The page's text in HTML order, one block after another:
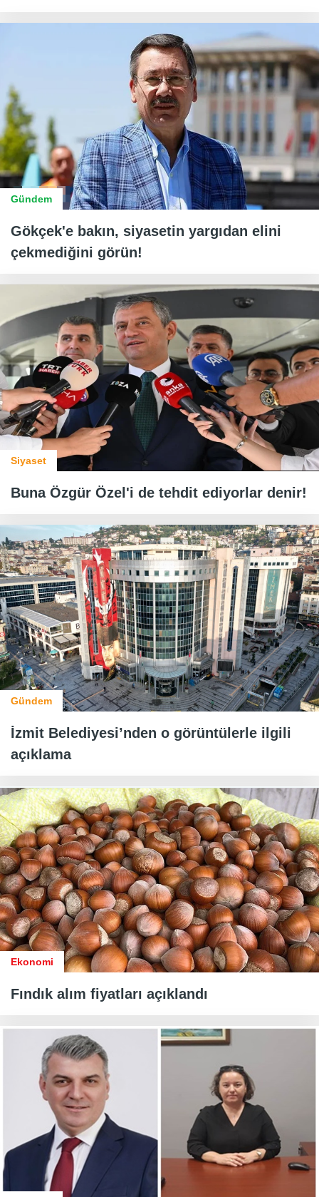
Gündem
Gökçek'e bakın, siyasetin yargıdan elini
çekmediğini görün!
Siyaset
Buna Özgür Özel'i de tehdit ediyorlar denir!
Gündem
İzmit Belediyesi’nden o görüntülerle ilgili
açıklama
Ekonomi
Fındık alım fiyatları açıklandı